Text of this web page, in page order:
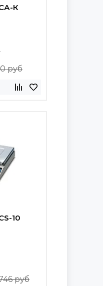
К
руб
10
руб